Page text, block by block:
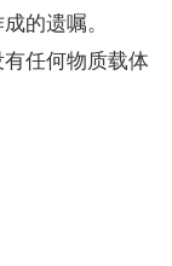
的遗嘱。
任何物质载体